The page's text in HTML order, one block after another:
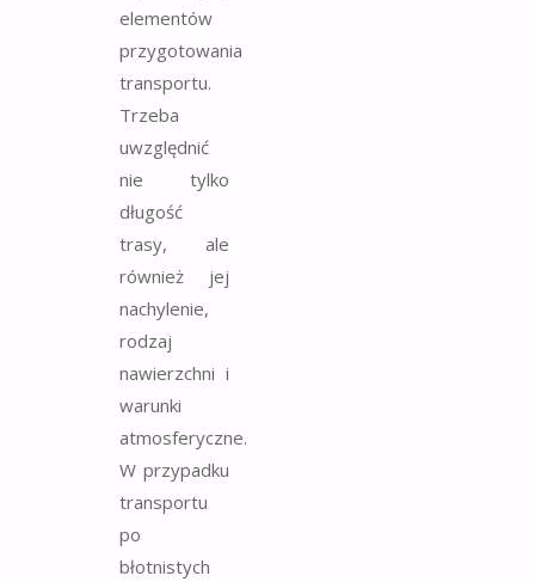
elementów
przygotowania
transportu.
Trzeba
uwzględnić
nie tylko
długość
trasy, ale
również jej
nachylenie,
rodzaj
nawierzchni i
warunki
atmosferyczne.
W przypadku
transportu
po
błotnistych